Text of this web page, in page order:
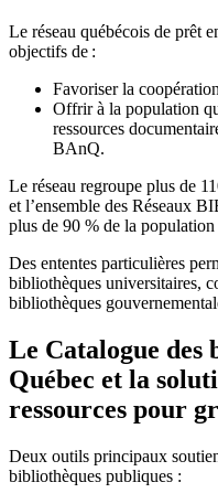
Le réseau québécois de prêt
objectifs de :
Favoriser la
Offrir à la population
ressources
BAnQ.
Le réseau regroupe plus de
et l’ensemble des Réseaux
plus de 90 % de la
Des ententes particulières
bibliothèques universitaires,
bibliothèques
Le Catalogue des
Québec et la
ressources pour
Deux outils principaux
bibliothèques publiques :